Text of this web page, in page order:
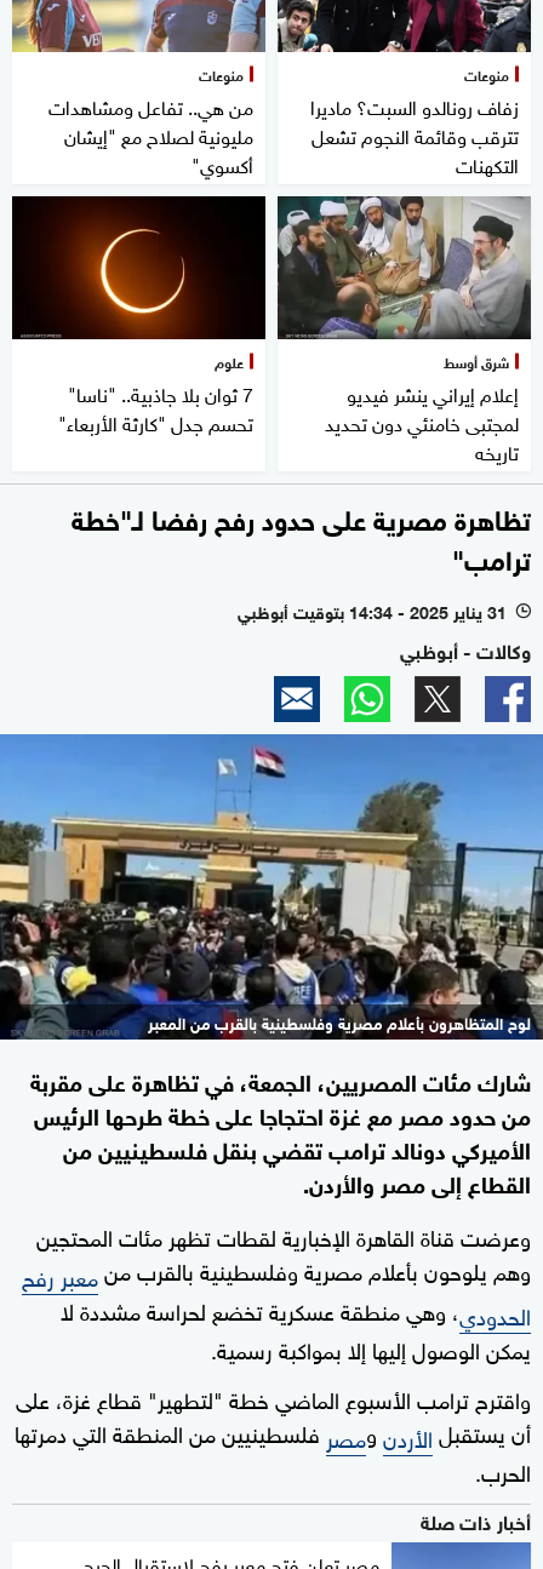
منوعات
زفاف رونالدو السبت؟ ماديرا
تترقب وقائمة النجوم تشعل
التكهنات
منوعات
من هي.. تفاعل ومشاهدات
مليونية لصلاح مع "إيشان
أكسوي"
شرق أوسط
إعلام إيراني ينشر فيديو
لمجتبى خامنئي دون تحديد
تاريخه
علوم
7 ثوان بلا جاذبية.. "ناسا"
تحسم جدل "كارثة الأربعاء"
تظاهرة مصرية على حدود رفح رفضا لـ"خطة
ترامب"
l 31 يناير 2025 - 14:34 بتوقيت أبوظبي
وكالات - أبوظبي
لوح المتظاهرون بأعلام مصرية وفلسطينية بالقرب من المعبر
شارك مئات المصريين، الجمعة، في تظاهرة على مقربة
من حدود مصر مع غزة احتجاجا على خطة طرحها الرئيس
الأميركي دونالد ترامب تقضي بنقل فلسطينيين من
القطاع إلى مصر والأردن.
وعرضت قناة القاهرة الإخبارية لقطات تظهر مئات المحتجين
وهم يلوحون بأعلام مصرية وفلسطينية بالقرب منمعبر رفح
الحدودي، وهي منطقة عسكرية تخضع لحراسة مشددة لا
يمكن الوصول إليها إلا بمواكبة رسمية.
واقترح ترامب الأسبوع الماضي خطة "لتطهير" قطاع غزة، على
أن يستقبلالأردنومصر فلسطينيين من المنطقة التي دمرتها
الحرب.
أخبار ذات صلة